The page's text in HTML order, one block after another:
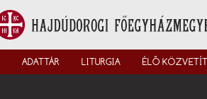
ADATTÁR LITURGIA ÉLŐ